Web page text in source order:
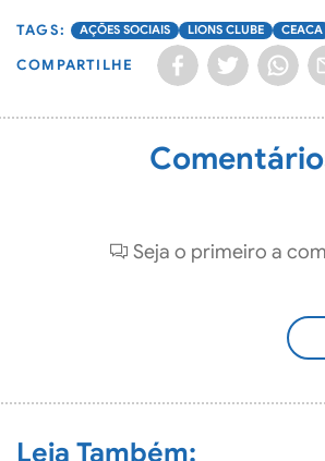
AÇÕES SOCIAIS LIONS CLUBE CEACA
COMPARTILHE
Seja o primeiro a
Leia Também: